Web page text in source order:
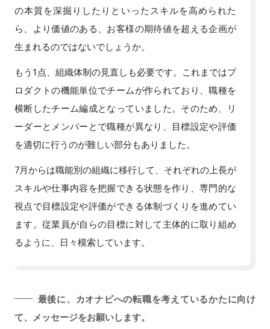
の本質を深掘りしたりといったスキルを高められた
ら、より価値のある、お客様の期待値を超える企画が
生まれるのではないでしょうか。
もう1点、組織体制の見直しも必要です。これまではプ
ロダクトの機能単位でチームが作られており、職種を
横断したチーム編成となっていました。そのため、リ
ーダーとメンバーとで職種が異なり、目標設定や評価
を適切に行うのが難しい部分もありました。
7月からは職能別の組織に移行して、それぞれの上長が
スキルや仕事内容を把握できる状態を作り、専門的な
視点で目標設定や評価ができる体制づくりを進めてい
ます。従業員が自らの目標に対して主体的に取り組め
るように、日々模索しています。
最後に、カオナビへの転職を考えているかたに向け
て、メッセージをお願いします。